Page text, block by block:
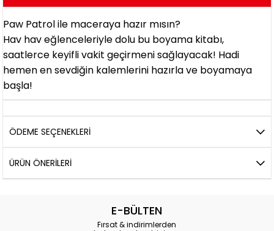
Paw Patrol ile maceraya hazır mısın?
Hav hav eğlenceleriyle dolu bu boyama kitabı,
saatlerce keyifli vakit geçirmeni sağlayacak! Hadi
hemen en sevdiğin kalemlerini hazırla ve boyamaya
başla!
ÖDEME SEÇENEKLERI
ÜRÜN ÖNERILERI
E-BÜLTEN
Fırsat & indirimlerden